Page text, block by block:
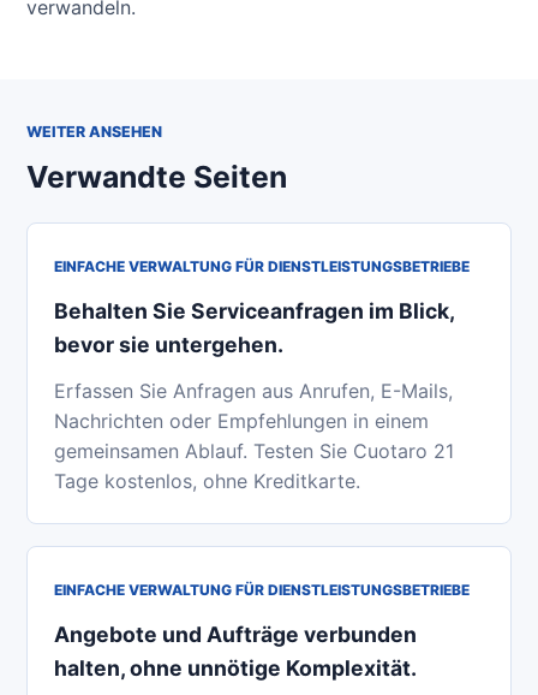
verwandeln.
WEITER ANSEHEN
Verwandte Seiten
EINFACHE VERWALTUNG FÜR DIENSTLEISTUNGSBETRIEBE
Behalten Sie Serviceanfragen im Blick,
bevor sie untergehen.
Erfassen Sie Anfragen aus Anrufen, E-Mails,
Nachrichten oder Empfehlungen in einem
gemeinsamen Ablauf. Testen Sie Cuotaro 21
Tage kostenlos, ohne Kreditkarte.
EINFACHE VERWALTUNG FÜR DIENSTLEISTUNGSBETRIEBE
Angebote und Aufträge verbunden
halten, ohne unnötige Komplexität.